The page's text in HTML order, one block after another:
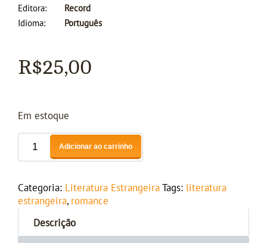
Editora
Record
Idioma
Português
R$25,00
Em estoque
Adicionar ao carrinho
Categoria: Literatura Estrangeira Tags: literatura
estrangeira, romance
Descrição